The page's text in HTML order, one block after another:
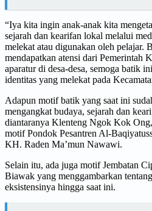
“Iya kita ingin anak-anak kita
sejarah dan kearifan lokal melalui
melekat atau digunakan oleh pelajar.
mendapatkan atensi dari Pemerintah
aparatur di desa-desa, semoga batik
identitas yang melekat pada
Adapun motif batik yang saat ini
mengangkat budaya, sejarah dan
diantaranya Klenteng Ngok Kok
motif Pondok Pesantren Al-
KH. Raden Ma’mun Nawawi.
Selain itu, ada juga motif Jembatan
Biawak yang menggambarkan
eksistensinya hingga saat ini.